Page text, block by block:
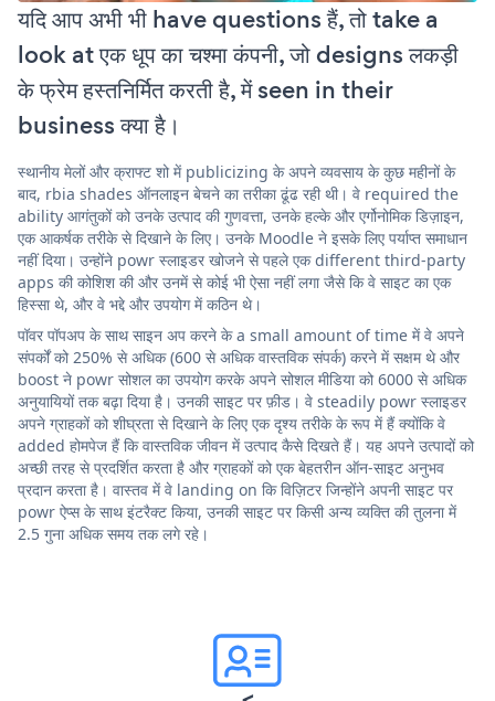
यदि आप अभी भी have questions हैं, तो take a
look at एक धूप का चश्मा कंपनी, जो designs लकड़ी
के फ्रेम हस्तनिर्मित करती है, में seen in their
business क्या है।
स्थानीय मेलों और क्राफ्ट शो में publicizing के अपने व्यवसाय के कुछ महीनों के
बाद, rbia shades ऑनलाइन बेचने का तरीका ढूंढ रही थी। वे required the
ability आगंतुकों को उनके उत्पाद की गुणवत्ता, उनके हल्के और एर्गोनोमिक डिज़ाइन,
एक आकर्षक तरीके से दिखाने के लिए। उनके Moodle ने इसके लिए पर्याप्त समाधान
नहीं दिया। उन्होंने powr स्लाइडर खोजने से पहले एक different third-party
apps की कोशिश की और उनमें से कोई भी ऐसा नहीं लगा जैसे कि वे साइट का एक
हिस्सा थे, और वे भद्दे और उपयोग में कठिन थे।
पॉवर पॉपअप के साथ साइन अप करने के a small amount of time में वे अपने
संपर्कों को 250% से अधिक (600 से अधिक वास्तविक संपर्क) करने में सक्षम थे और
boost ने powr सोशल का उपयोग करके अपने सोशल मीडिया को 6000 से अधिक
अनुयायियों तक बढ़ा दिया है। उनकी साइट पर फ़ीड। वे steadily powr स्लाइडर
अपने ग्राहकों को शीघ्रता से दिखाने के लिए एक दृश्य तरीके के रूप में हैं क्योंकि वे
added होमपेज हैं कि वास्तविक जीवन में उत्पाद कैसे दिखते हैं। यह अपने उत्पादों को
अच्छी तरह से प्रदर्शित करता है और ग्राहकों को एक बेहतरीन ऑन-साइट अनुभव
प्रदान करता है। वास्तव में वे landing on कि विज़िटर जिन्होंने अपनी साइट पर
powr ऐप्स के साथ इंटरैक्ट किया, उनकी साइट पर किसी अन्य व्यक्ति की तुलना में
2.5 गुना अधिक समय तक लगे रहे।